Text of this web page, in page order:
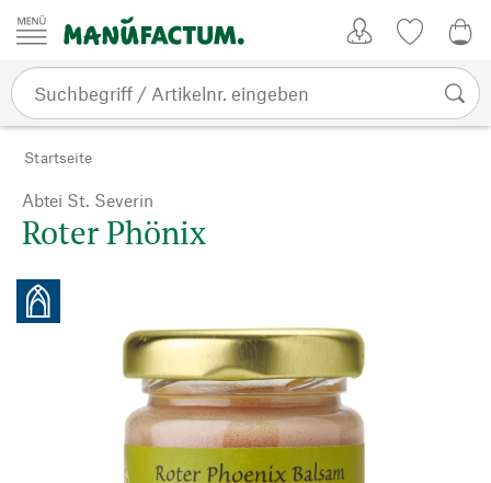
Zum Inhalt springen
Startseite
Abtei St. Severin
Roter Phönix